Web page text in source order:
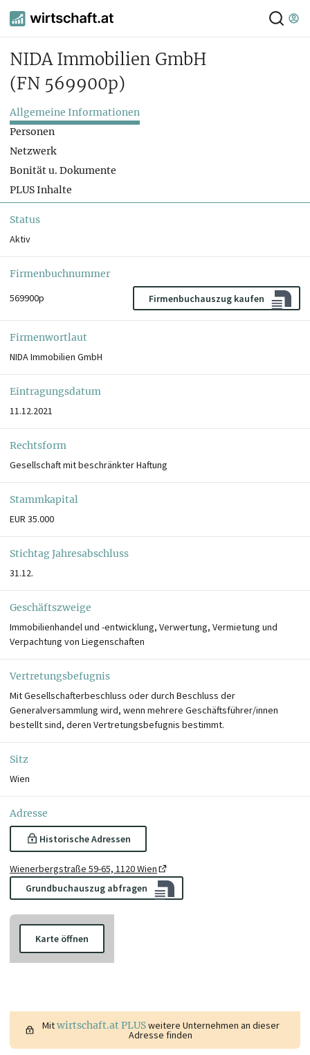
NIDA Immobilien GmbH
(FN 569900p)
Allgemeine Informationen
Personen
Netzwerk
Bonität u. Dokumente
PLUS Inhalte
Status
Aktiv
Firmenbuchnummer
569900p
Firmenbuchauszug kaufen
Firmenwortlaut
NIDA Immobilien GmbH
Eintragungsdatum
11.12.2021
Rechtsform
Gesellschaft mit beschränkter Haftung
Stammkapital
EUR 35.000
Stichtag Jahresabschluss
31.12.
Geschäftszweige
Immobilienhandel und -entwicklung, Verwertung, Vermietung und
Verpachtung von Liegenschaften
Vertretungsbefugnis
Mit Gesellschafterbeschluss oder durch Beschluss der
Generalversammlung wird, wenn mehrere Geschäftsführer/innen
bestellt sind, deren Vertretungsbefugnis bestimmt.
Sitz
Wien
Adresse
Historische Adressen
Wienerbergstraße 59-65, 1120 Wien
Grundbuchauszug abfragen
Karte öffnen
Mitwirtschaft.at PLUSweitere Unternehmen an dieser
Adresse finden